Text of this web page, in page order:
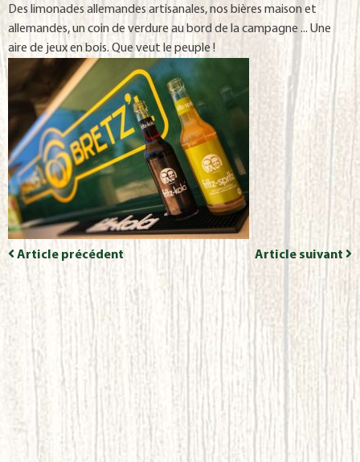
Des limonades allemandes artisanales, nos bières maison et
allemandes, un coin de verdure au bord de la campagne ... Une
aire de jeux en bois. Que veut le peuple !
Article précédent Article suivant